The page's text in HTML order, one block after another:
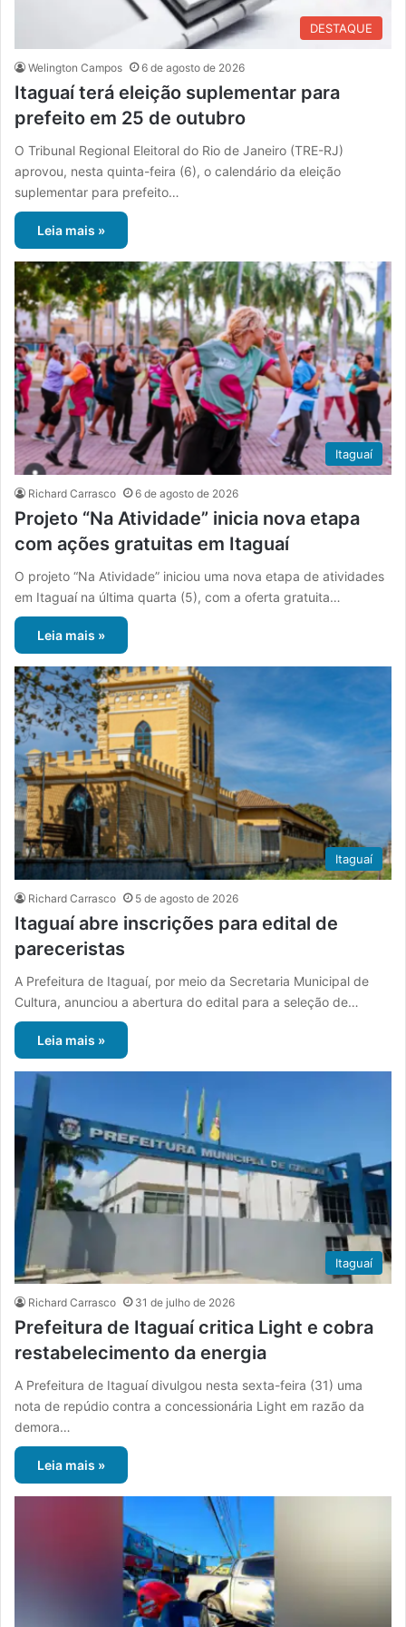
DESTAQUE
Welington Campos 6 de agosto de 2026
Itaguaí terá eleição suplementar para
prefeito em 25 de outubro
O Tribunal Regional Eleitoral do Rio de Janeiro (TRE-RJ)
aprovou, nesta quinta-feira (6), o calendário da eleição
suplementar para prefeito…
Leia mais »
Itaguaí
Richard Carrasco 6 de agosto de 2026
Projeto “Na Atividade” inicia nova etapa
com ações gratuitas em Itaguaí
O projeto “Na Atividade” iniciou uma nova etapa de atividades
em Itaguaí na última quarta (5), com a oferta gratuita…
Leia mais »
Itaguaí
Richard Carrasco 5 de agosto de 2026
Itaguaí abre inscrições para edital de
pareceristas
A Prefeitura de Itaguaí, por meio da Secretaria Municipal de
Cultura, anunciou a abertura do edital para a seleção de…
Leia mais »
Itaguaí
Richard Carrasco 31 de julho de 2026
Prefeitura de Itaguaí critica Light e cobra
restabelecimento da energia
A Prefeitura de Itaguaí divulgou nesta sexta-feira (31) uma
nota de repúdio contra a concessionária Light em razão da
demora…
Leia mais »